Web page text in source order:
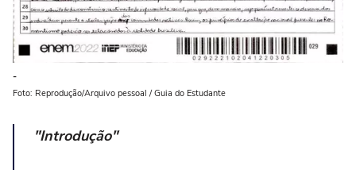
-
Foto: Reprodução/Arquivo pessoal / Guia do Estudante
"Introdução"